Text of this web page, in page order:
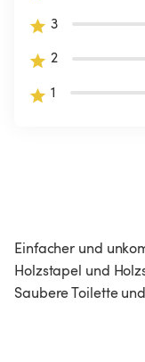
3
2
1
Einfacher und
Holzstapel und
Saubere Toilette